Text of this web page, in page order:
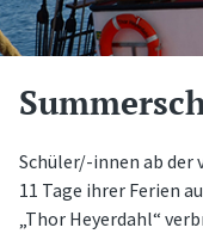
Schüler/-innen ab der
11 Tage ihrer Ferien
„Thor Heyerdahl“